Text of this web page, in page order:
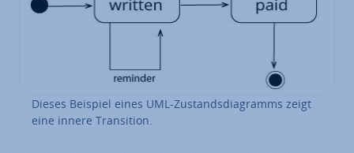
Dieses Beispiel eines UML-Zu­stands­dia­gramms zeigt
eine innere Tran­si­ti­on.